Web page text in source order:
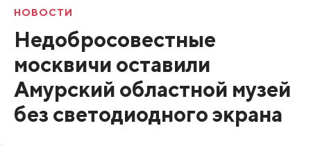
НОВОСТИ
Недобросовестные
москвичи оставили
Амурский областной музей
без светодиодного экрана